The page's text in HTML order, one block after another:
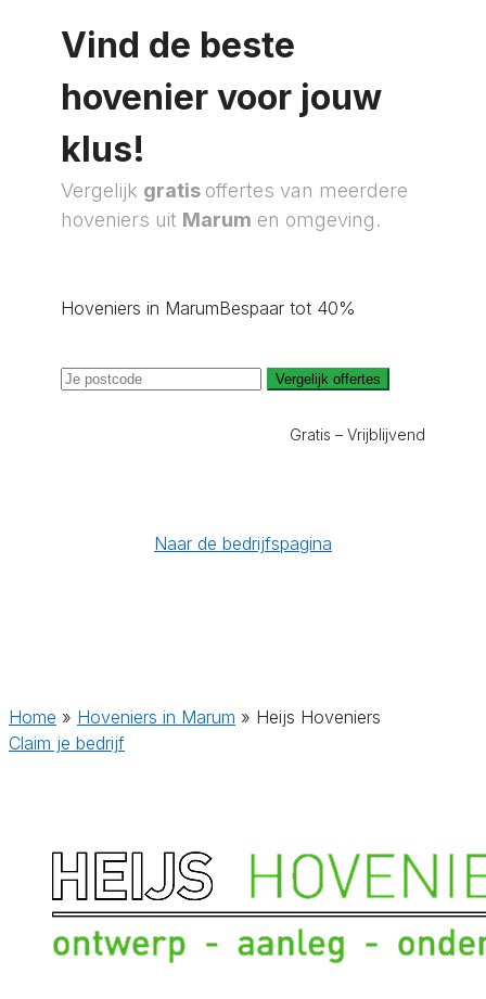
Vind de beste
hovenier voor jouw
klus!
Vergelijk gratis offertes van meerdere
hoveniers uit Marum en omgeving.
Hoveniers in MarumBespaar tot 40%
Vergelijk offertes
Gratis – Vrijblijvend
Naar de bedrijfspagina
Home » Hoveniers in Marum » Heijs Hoveniers
Claim je bedrijf